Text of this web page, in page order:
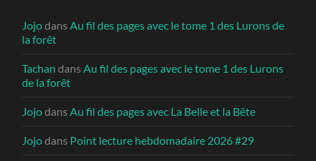
JojodansAu fil des pages avec le tome 1 des Lurons de
la forêt
Tachan dansAu fil des pages avec le tome 1 des Lurons
de la forêt
JojodansAu fil des pages avec La Belle et la Bête
Jojodans Point lecture hebdomadaire 2026 #29